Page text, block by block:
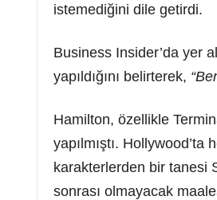
istemediğini dile getirdi.
Business Insider’da yer
yapıldığını belirterek,
Hamilton, özellikle
yapılmıştı.
karakterlerden bir tanesi
sonrası olmayacak